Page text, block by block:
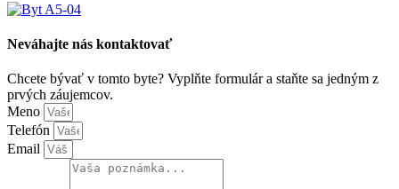
Neváhajte nás kontaktovať
Chcete bývať v tomto byte? Vyplňte formulár a staňte sa jedným z
prvých záujemcov.
Meno
Telefón
Email